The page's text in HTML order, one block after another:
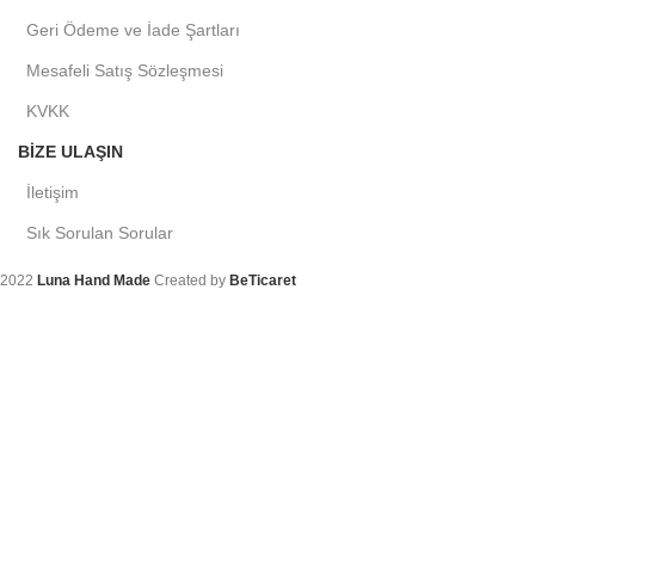
Geri Ödeme ve İade Şartları
Mesafeli Satış Sözleşmesi
KVKK
BIZE ULAŞIN
İletişim
Sık Sorulan Sorular
2022 Luna Hand Made Created by BeTicaret